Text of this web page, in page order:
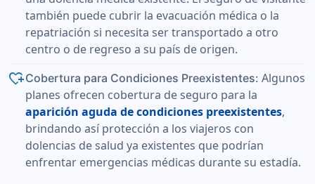
también puede cubrir la evacuación médica o la
repatriación si necesita ser transportado a otro
centro o de regreso a su país de origen.
heart_plusCobertura para Condiciones Preexistentes: Algunos
planes ofrecen cobertura de seguro para la
aparición aguda de condiciones preexistentes,
brindando así protección a los viajeros con
dolencias de salud ya existentes que podrían
enfrentar emergencias médicas durante su estadía.